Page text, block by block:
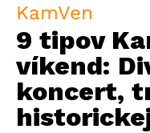
KamVen
9 tipov
víkend:
koncert,